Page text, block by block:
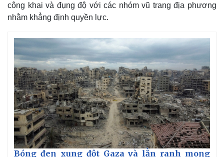
công khai và đụng độ với các nhóm vũ trang địa phương
nhằm khẳng định quyền lực.
Bóng đen xung đột Gaza và lằn ranh mong